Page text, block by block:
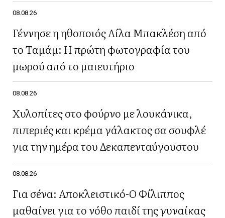
08.08.26
Γέννησε η ηθοποιός Λίλα Μπακλέση από
το Ταμάμ: Η πρώτη φωτογραφία του
μωρού από το μαιευτήριο
08.08.26
Χυλοπίτες στο φούρνο με λουκάνικα,
πιπεριές και κρέμα γάλακτος σα σουφλέ
για την ημέρα του Δεκαπενταύγουστου
08.08.26
Για σένα: Αποκλειστικό-Ο Φίλιππος
μαθαίνει για το νόθο παιδί της γυναίκας